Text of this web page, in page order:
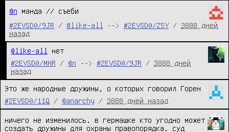
@n манда // съеби
#2EVSD0/9JR
/ @like-all --> #2EVSD0/Z5Y / 3888 дней
назад
@like-all
нет
#2EVSD0/MHR
/ @n --> #2EVSD0/9JR / 3888 дней
назад
Это же народные дружины, о которых говорил Горен
#2EVSD0/11Q
/ @anarchy / 3888 дней назад
ничего не изменилось. в гермашке кто угодно может
создать дружины для охраны правопорядка. суд